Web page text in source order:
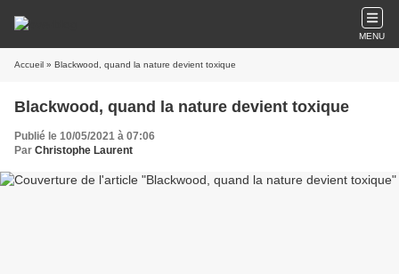
MENU
Accueil » Blackwood, quand la nature devient toxique
Blackwood, quand la nature devient toxique
Publié le 10/05/2021 à 07:06
Par Christophe Laurent